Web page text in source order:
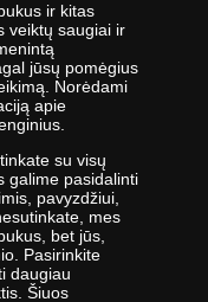
Lietuvoje. Nuo 2009
„Samlerhuset Group“
grupė Europoje
Europos šalių, kuriuose
1686 metų. Norvegijos
ir kitų šalių monetas,
medalį. 2012 m.
tobulina savo žinias -
- todėl įmonė savo
ir kitas
veiktų saugiai ir
jūsų pomėgius
Norėdami
apie
su visų
galime pasidalinti
pavyzdžiui,
mes
bet jūs,
Pasirinkite
daugiau
Šiuos